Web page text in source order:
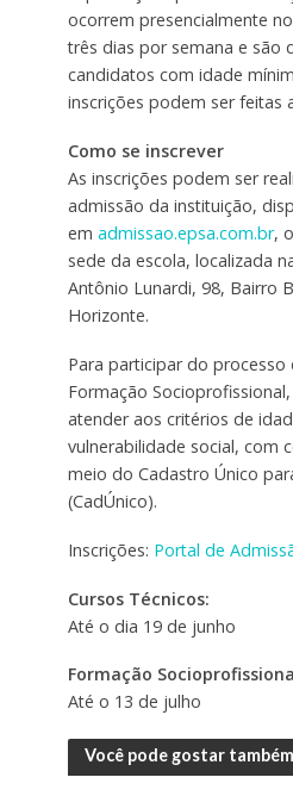
ocorrem presencialmente
três dias por semana e são
candidatos com idade
inscrições podem ser feitas
Como se inscrever
As inscrições podem ser
admissão da instituição,
em admissao.epsa.com.br,
sede da escola, localizada
Antônio Lunardi, 98, Bairro
Horizonte.
Para participar do processo
Formação
atender aos critérios de
vulnerabilidade social, com
meio do Cadastro Único
(CadÚnico).
Inscrições: Portal de
Cursos Técnicos:
Até o dia 19 de junho
Formação
Até o 13 de julho
Você pode gostar